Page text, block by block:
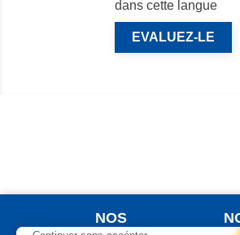
dans cette langue
EVALUEZ-LE
NOS